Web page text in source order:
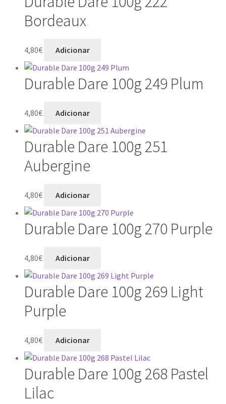
Bordeaux
4,80€ Adicionar
Durable Dare 100g 249 Plum
4,80€ Adicionar
Durable Dare 100g 251
Aubergine
4,80€ Adicionar
Durable Dare 100g 270 Purple
4,80€ Adicionar
Durable Dare 100g 269 Light
Purple
4,80€ Adicionar
Durable Dare 100g 268 Pastel
Lilac